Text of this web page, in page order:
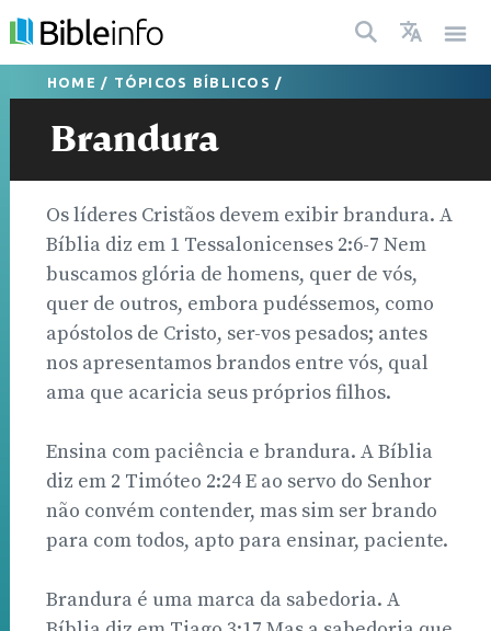
HOME / TÓPICOS BÍBLICOS /
Brandura
Os líderes Cristãos devem exibir brandura. A
Bíblia diz em 1 Tessalonicenses 2:6-7 Nem
buscamos glória de homens, quer de vós,
quer de outros, embora pudéssemos, como
apóstolos de Cristo, ser-vos pesados; antes
nos apresentamos brandos entre vós, qual
ama que acaricia seus próprios filhos.
Ensina com paciência e brandura. A Bíblia
diz em 2 Timóteo 2:24 E ao servo do Senhor
não convém contender, mas sim ser brando
para com todos, apto para ensinar, paciente.
Brandura é uma marca da sabedoria. A